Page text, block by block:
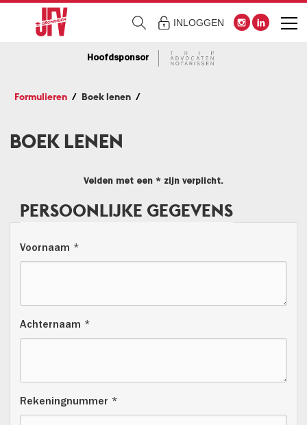
INLOGGEN
Hoofdsponsor
Formulieren Boek lenen
BOEK LENEN
Velden met een * zijn verplicht.
PERSOONLIJKE GEGEVENS
Voornaam *
Achternaam *
Rekeningnummer *